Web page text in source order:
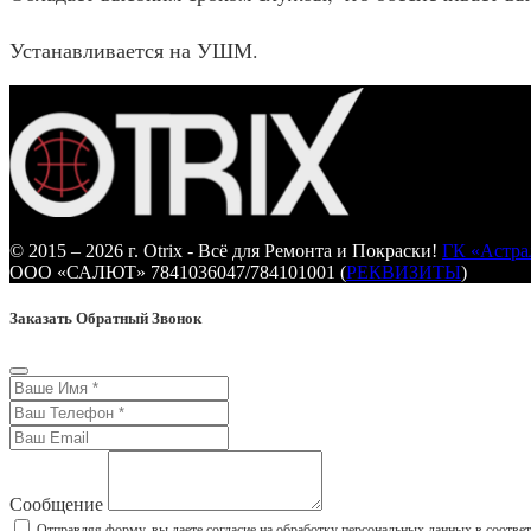
Устанавливается на УШМ.
© 2015 – 2026 г. Otrix - Всё для Ремонта и Покраски! ГК
ООО «САЛЮТ» 7841036047/784101001 (РЕКВИЗИТЫ)
Заказать Обратный Звонок
Сообщение